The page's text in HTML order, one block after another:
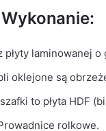
Wykonanie:
płyty laminowanej o
oklejone są
to płyta HDF
rolkowe.